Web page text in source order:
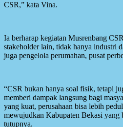
CSR,” kata Vina.
Ia berharap kegiatan Musrenbang
stakeholder lain, tidak hanya industri
juga pengelola perumahan, pusat
“CSR bukan hanya soal fisik, tetapi
memberi dampak langsung bagi
yang kuat, perusahaan bisa lebih
mewujudkan Kabupaten Bekasi yang
tutupnya.